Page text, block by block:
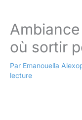
où sortir
Par Emanouella
lecture